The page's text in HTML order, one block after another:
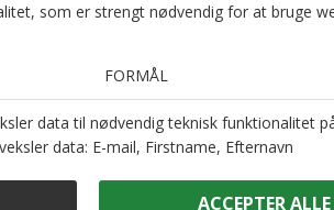
-20%